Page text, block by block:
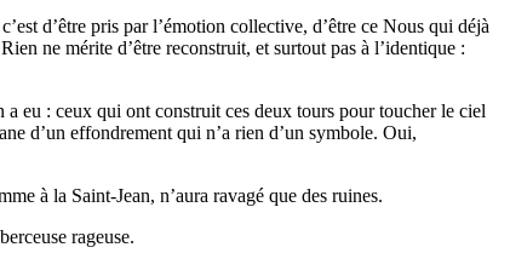
d’être pris par l’émotion collective, d’être ce Nous qui déjà
ne mérite d’être reconstruit, et surtout pas à l’identique :
eu : ceux qui ont construit ces deux tours pour toucher le ciel
d’un effondrement qui n’a rien d’un symbole. Oui,
à la Saint-Jean, n’aura ravagé que des ruines.
rageuse.